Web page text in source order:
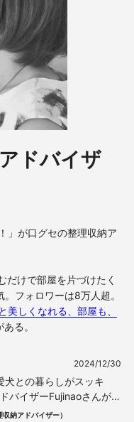
ドバイザ
」が口グセの整理収納ア
だけで部屋を片づけたく
フォロワーは8万人超。
しくなれる、部屋も、
る。
2024/12/30
犬との暮らしがスッキ
バイザーFujinaoさんが実
納アドバイザー）